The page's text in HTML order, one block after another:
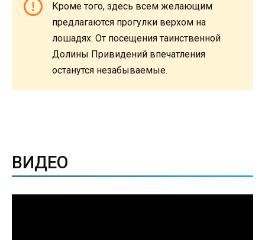
Кроме того, здесь всем желающим
предлагаются прогулки верхом на
лошадях. От посещения таинственной
Долины Привидений впечатления
останутся незабываемые.
ВИДЕО